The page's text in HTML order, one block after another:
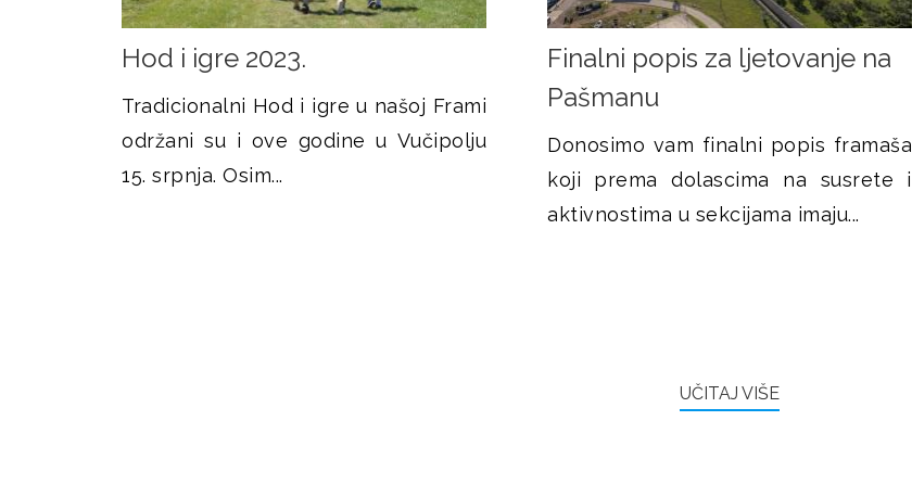
Hod i igre 2023.
Tradicionalni Hod i igre u našoj Frami
održani su i ove godine u Vučipolju
15. srpnja. Osim...
Finalni popis za ljetovanje na
Pašmanu
Donosimo vam finalni popis framaša
koji prema dolascima na susrete i
aktivnostima u sekcijama imaju...
UČITAJ VIŠE